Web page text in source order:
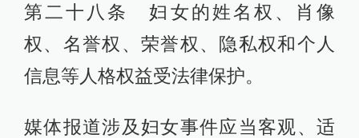
第二十八条 妇女的姓名权、肖像
权、名誉权、荣誉权、隐私权和个人
信息等人格权益受法律保护。
媒体报道涉及妇女事件应当客观、适